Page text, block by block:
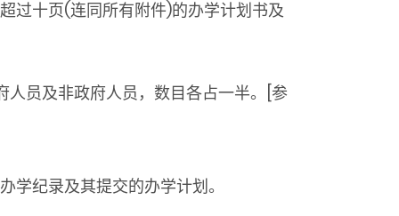
过十页(连同所有附件)的办学计划书及
员及非政府人员，数目各占一半。[参
纪录及其提交的办学计划。